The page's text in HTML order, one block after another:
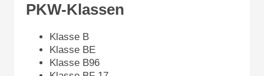
PKW-Klassen
Klasse B
Klasse BE
Klasse B96